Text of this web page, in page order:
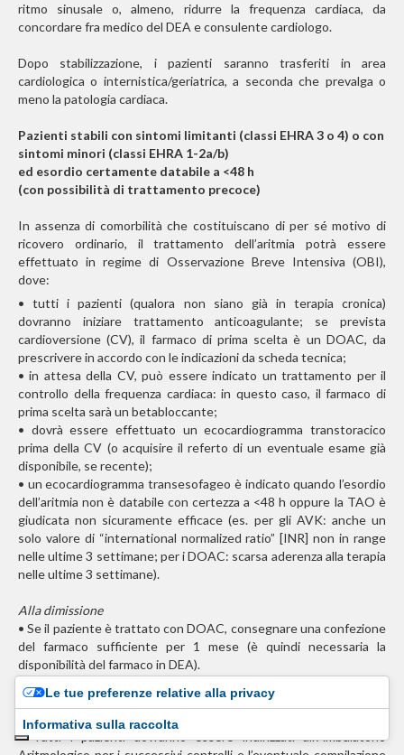
ritmo sinusale o, almeno, ridurre la frequenza cardiaca, da
concordare fra medico del DEA e consulente cardiologo.
Dopo stabilizzazione, i pazienti saranno trasferiti in area
cardiologica o internistica/geriatrica, a seconda che prevalga o
meno la patologia cardiaca.
Pazienti stabili con sintomi limitanti (classi EHRA 3 o 4) o con
sintomi minori (classi EHRA 1-2a/b)
ed esordio certamente databile a <48 h
(con possibilità di trattamento precoce)
In assenza di comorbilità che costituiscano di per sé motivo di
ricovero ordinario, il trattamento dell’aritmia potrà essere
effettuato in regime di Osservazione Breve Intensiva (OBI),
dove:
• tutti i pazienti (qualora non siano già in terapia cronica)
dovranno iniziare trattamento anticoagulante; se prevista
cardioversione (CV), il farmaco di prima scelta è un DOAC, da
prescrivere in accordo con le indicazioni da scheda tecnica;
• in attesa della CV, può essere indicato un trattamento per il
controllo della frequenza cardiaca: in questo caso, il farmaco di
prima scelta sarà un betabloccante;
• dovrà essere effettuato un ecocardiogramma transtoracico
prima della CV (o acquisire il referto di un eventuale esame già
disponibile, se recente);
• un ecocardiogramma transesofageo è indicato quando l’esordio
dell’aritmia non è databile con certezza a <48 h oppure la TAO è
giudicata non sicuramente efficace (es. per gli AVK: anche un
solo valore di “international normalized ratio” [INR] non in range
nelle ultime 3 settimane; per i DOAC: scarsa aderenza alla terapia
nelle ultime 3 settimane).
Alla dimissione
• Se il paziente è trattato con DOAC, consegnare una confezione
del farmaco sufficiente per 1 mese (è quindi necessaria la
disponibilità del farmaco in DEA).
dell’ospedale o a quello territoriale di riferimento per la presa in
carico ed i successivi controlli dell’INR.
• Tutti i pazienti dovranno essere indirizzati all’Ambulatorio
Le tue preferenze relative alla privacy
Informativa sulla raccolta